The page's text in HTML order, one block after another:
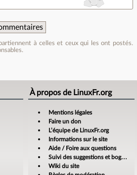
à celles et ceux qui les ont postés.
À propos de LinuxFr.org
Mentions légales
Faire un don
L’équipe de LinuxFr.org
Informations sur le site
Aide / Foire aux questions
Suivi des suggestions et bogues
Wiki du site